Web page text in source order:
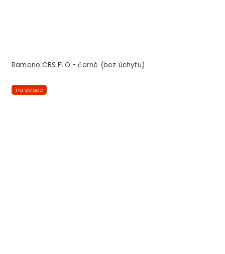
Rameno CBS FLO - černé (bez úchytu)
na sklade